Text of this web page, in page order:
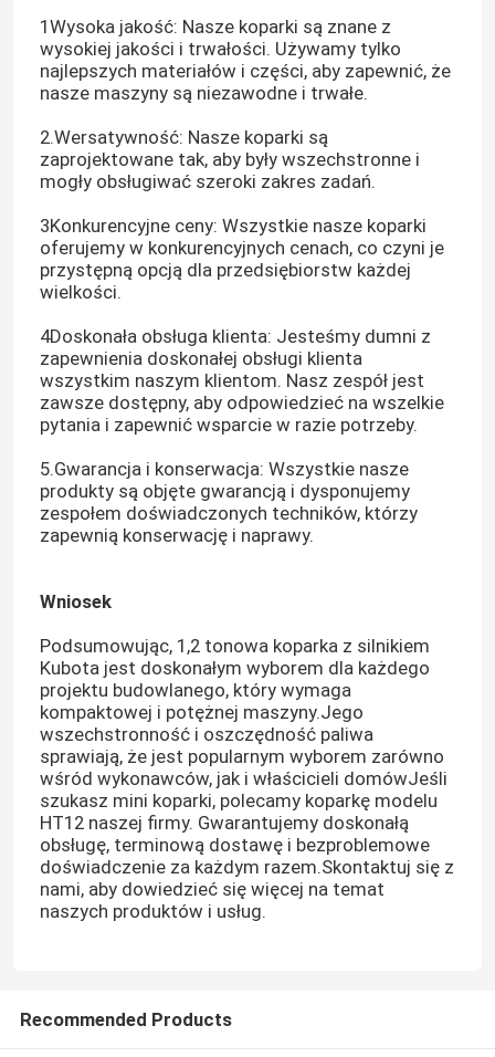
Produkty
O nas
Wycieczka po fabryce
Kontrola jakości
1Wysoka jakość: Nasze koparki są znane z
wysokiej jakości i trwałości. Używamy tylko
najlepszych materiałów i części, aby zapewnić, że
nasze maszyny są niezawodne i trwałe.
2.Wersatywność: Nasze koparki są
zaprojektowane tak, aby były wszechstronne i
mogły obsługiwać szeroki zakres zadań.
3Konkurencyjne ceny: Wszystkie nasze koparki
oferujemy w konkurencyjnych cenach, co czyni je
przystępną opcją dla przedsiębiorstw każdej
wielkości.
4Doskonała obsługa klienta: Jesteśmy dumni z
zapewnienia doskonałej obsługi klienta
wszystkim naszym klientom. Nasz zespół jest
zawsze dostępny, aby odpowiedzieć na wszelkie
pytania i zapewnić wsparcie w razie potrzeby.
5.Gwarancja i konserwacja: Wszystkie nasze
produkty są objęte gwarancją i dysponujemy
zespołem doświadczonych techników, którzy
zapewnią konserwację i naprawy.
Wniosek
Podsumowując, 1,2 tonowa koparka z silnikiem
Kubota jest doskonałym wyborem dla każdego
projektu budowlanego, który wymaga
kompaktowej i potężnej maszyny.Jego
wszechstronność i oszczędność paliwa
sprawiają, że jest popularnym wyborem zarówno
wśród wykonawców, jak i właścicieli domówJeśli
szukasz mini koparki, polecamy koparkę modelu
HT12 naszej firmy. Gwarantujemy doskonałą
obsługę, terminową dostawę i bezproblemowe
doświadczenie za każdym razem.Skontaktuj się z
nami, aby dowiedzieć się więcej na temat
naszych produktów i usług.
Recommended Products